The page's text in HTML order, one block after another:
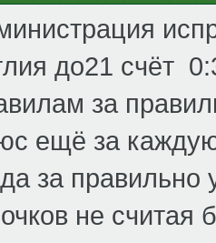
до21 счёт
за
ещё за
за
не считая